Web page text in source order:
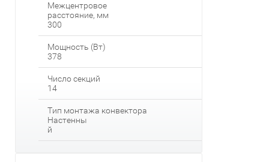
Межцентровое
расстояние, мм
300
Мощность (Вт)
378
Число секций
14
Тип монтажа конвектора
Настенны
й